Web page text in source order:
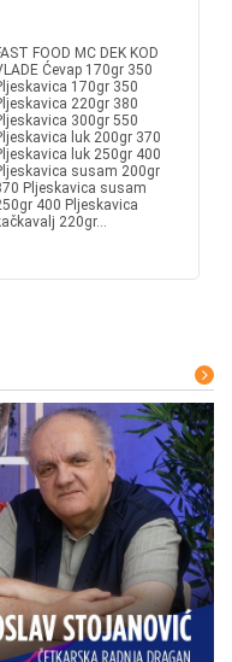
FOOD MC DEK KOD
Ćevap 170gr 350
170gr 350
220gr 380
300gr 550
luk 200gr 370
luk 250gr 400
susam 200gr
Pljeskavica susam
400 Pljeskavica
220gr...